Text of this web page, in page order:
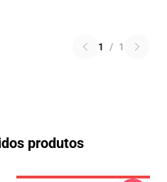
1 / 1
produtos